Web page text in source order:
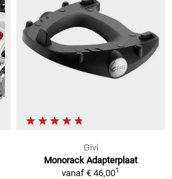
Givi
Monorack Adapterplaat
vanaf € 46,001